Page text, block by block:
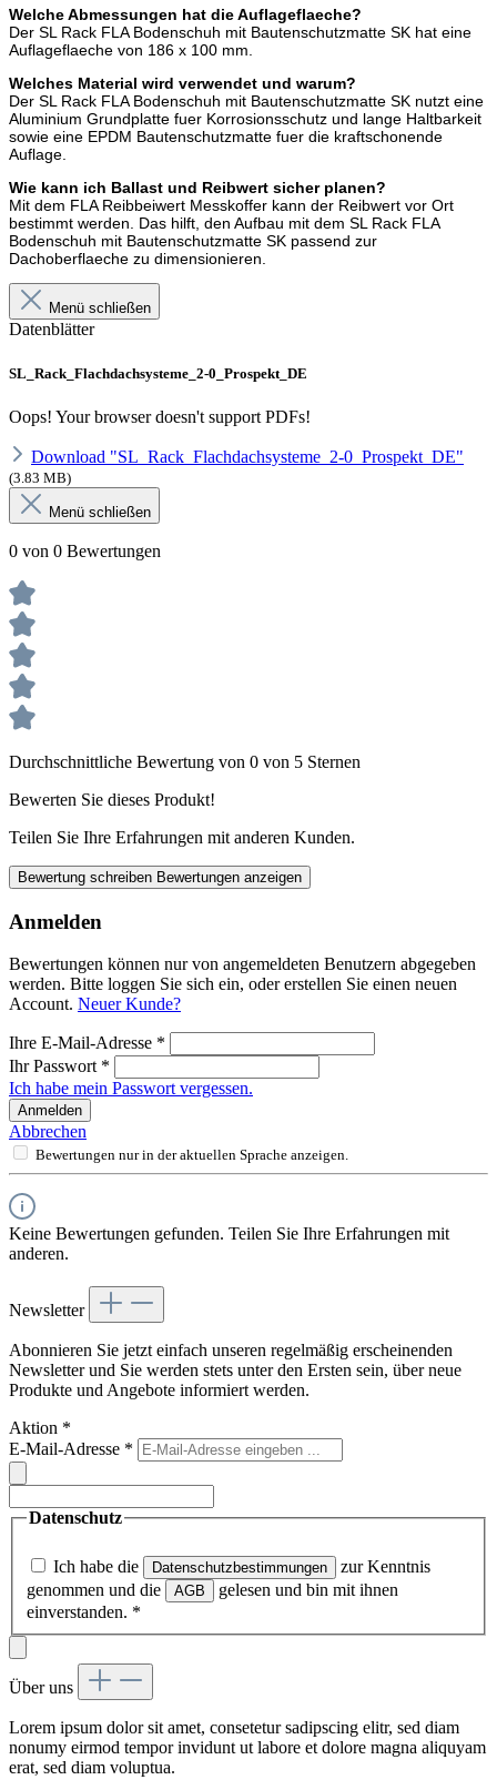
Welche Abmessungen hat die Auflageflaeche?
Der SL Rack FLA Bodenschuh mit Bautenschutzmatte SK hat eine
Auflageflaeche von 186 x 100 mm.
Welches Material wird verwendet und warum?
Der SL Rack FLA Bodenschuh mit Bautenschutzmatte SK nutzt eine
Aluminium Grundplatte fuer Korrosionsschutz und lange Haltbarkeit
sowie eine EPDM Bautenschutzmatte fuer die kraftschonende
Auflage.
Wie kann ich Ballast und Reibwert sicher planen?
Mit dem FLA Reibbeiwert Messkoffer kann der Reibwert vor Ort
bestimmt werden. Das hilft, den Aufbau mit dem SL Rack FLA
Bodenschuh mit Bautenschutzmatte SK passend zur
Dachoberflaeche zu dimensionieren.
Menü schließen
Datenblätter
SL_Rack_Flachdachsysteme_2-0_Prospekt_DE
Oops! Your browser doesn't support PDFs!
Download "SL_Rack_Flachdachsysteme_2-0_Prospekt_DE"
(3.83 MB)
Menü schließen
0 von 0 Bewertungen
Durchschnittliche Bewertung von 0 von 5 Sternen
Bewerten Sie dieses Produkt!
Teilen Sie Ihre Erfahrungen mit anderen Kunden.
Bewertung schreiben Bewertungen anzeigen
Anmelden
Bewertungen können nur von angemeldeten Benutzern abgegeben
werden. Bitte loggen Sie sich ein, oder erstellen Sie einen neuen
Account. Neuer Kunde?
Ihre E-Mail-Adresse *
Ihr Passwort *
Ich habe mein Passwort vergessen.
Anmelden
Abbrechen
Bewertungen nur in der aktuellen Sprache anzeigen.
Keine Bewertungen gefunden. Teilen Sie Ihre Erfahrungen mit
anderen.
Newsletter
Abonnieren Sie jetzt einfach unseren regelmäßig erscheinenden
Newsletter und Sie werden stets unter den Ersten sein, über neue
Produkte und Angebote informiert werden.
Aktion *
E-Mail-Adresse *
Datenschutz
Ich habe die Datenschutzbestimmungen
zur Kenntnis
genommen und die
AGB
gelesen und bin mit ihnen
einverstanden. *
Über uns
Lorem ipsum dolor sit amet, consetetur sadipscing elitr, sed diam
nonumy eirmod tempor invidunt ut labore et dolore magna aliquyam
erat, sed diam voluptua.